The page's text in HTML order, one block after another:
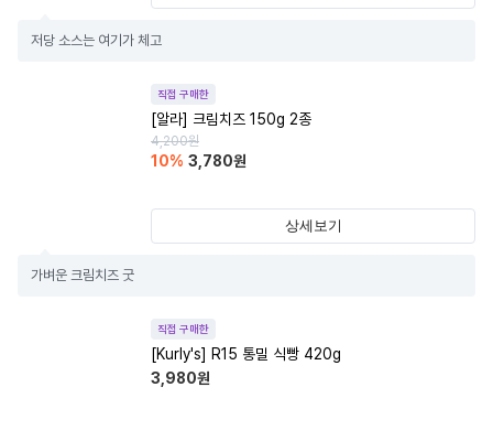
저당 소스는 여기가 체고
직접 구매한
[알라] 크림치즈 150g 2종
4,200원
10% 3,780원
상세보기
가벼운 크림치즈 굿
직접 구매한
[Kurly's] R15 통밀 식빵 420g
3,980원